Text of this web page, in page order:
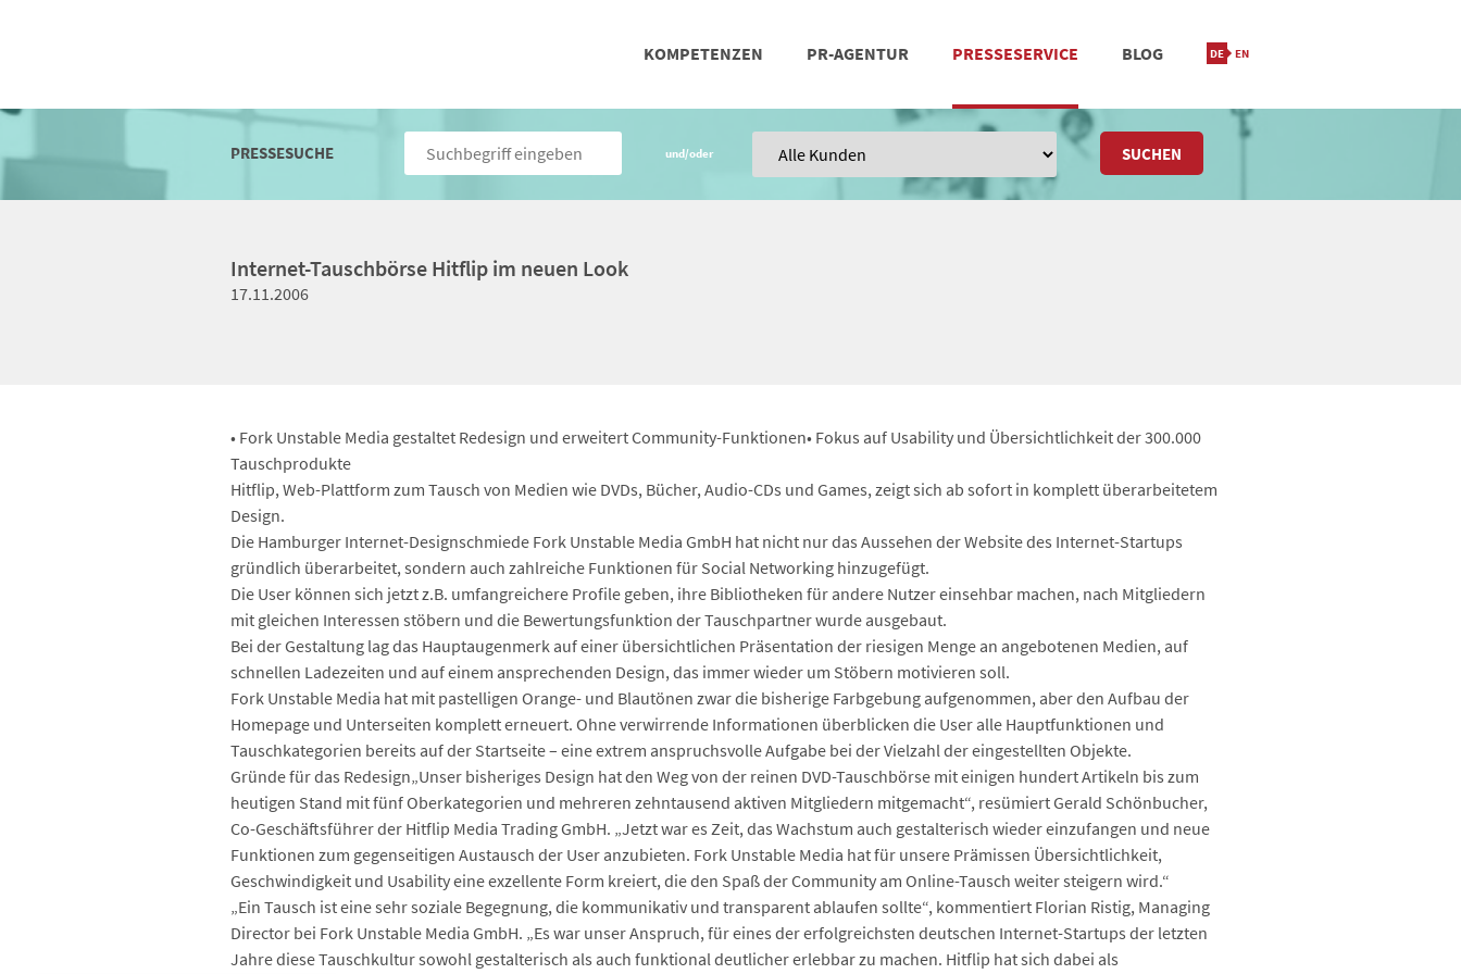
KOMPETENZEN PR-AGENTUR
STANDORT & KONTAKT
PRESSESERVICE BLOG
PRESSESUCHE und/oder SUCHEN
Internet-Tauschbörse Hitflip im neuen Look
17.11.2006
• Fork Unstable Media gestaltet Redesign und erweitert Community-Funktionen• Fokus auf Usability und Übersichtlichkeit der 300.000
Tauschprodukte
Hitflip, Web-Plattform zum Tausch von Medien wie DVDs, Bücher, Audio-CDs und Games, zeigt sich ab sofort in komplett überarbeitetem
Design.
Die Hamburger Internet-Designschmiede Fork Unstable Media GmbH hat nicht nur das Aussehen der Website des Internet-Startups
gründlich überarbeitet, sondern auch zahlreiche Funktionen für Social Networking hinzugefügt.
Die User können sich jetzt z.B. umfangreichere Profile geben, ihre Bibliotheken für andere Nutzer einsehbar machen, nach Mitgliedern
mit gleichen Interessen stöbern und die Bewertungsfunktion der Tauschpartner wurde ausgebaut.
Bei der Gestaltung lag das Hauptaugenmerk auf einer übersichtlichen Präsentation der riesigen Menge an angebotenen Medien, auf
schnellen Ladezeiten und auf einem ansprechenden Design, das immer wieder um Stöbern motivieren soll.
Fork Unstable Media hat mit pastelligen Orange- und Blautönen zwar die bisherige Farbgebung aufgenommen, aber den Aufbau der
Homepage und Unterseiten komplett erneuert. Ohne verwirrende Informationen überblicken die User alle Hauptfunktionen und
Tauschkategorien bereits auf der Startseite – eine extrem anspruchsvolle Aufgabe bei der Vielzahl der eingestellten Objekte.
Gründe für das Redesign„Unser bisheriges Design hat den Weg von der reinen DVD-Tauschbörse mit einigen hundert Artikeln bis zum
heutigen Stand mit fünf Oberkategorien und mehreren zehntausend aktiven Mitgliedern mitgemacht“, resümiert Gerald Schönbucher,
Co-Geschäftsführer der Hitflip Media Trading GmbH. „Jetzt war es Zeit, das Wachstum auch gestalterisch wieder einzufangen und neue
Funktionen zum gegenseitigen Austausch der User anzubieten. Fork Unstable Media hat für unsere Prämissen Übersichtlichkeit,
Geschwindigkeit und Usability eine exzellente Form kreiert, die den Spaß der Community am Online-Tausch weiter steigern wird.“
„Ein Tausch ist eine sehr soziale Begegnung, die kommunikativ und transparent ablaufen sollte“, kommentiert Florian Ristig, Managing
Director bei Fork Unstable Media GmbH. „Es war unser Anspruch, für eines der erfolgreichsten deutschen Internet-Startups der letzten
Jahre diese Tauschkultur sowohl gestalterisch als auch funktional deutlicher erlebbar zu machen. Hitflip hat sich dabei als